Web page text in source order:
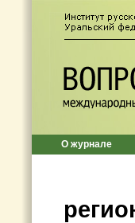
О журнале